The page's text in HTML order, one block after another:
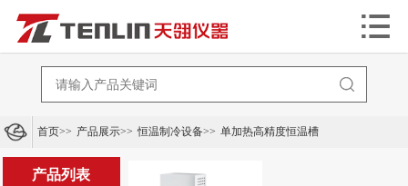


首页>> 产品展示>> 恒温制冷设备>> 单加热高精度恒温槽
产品列表